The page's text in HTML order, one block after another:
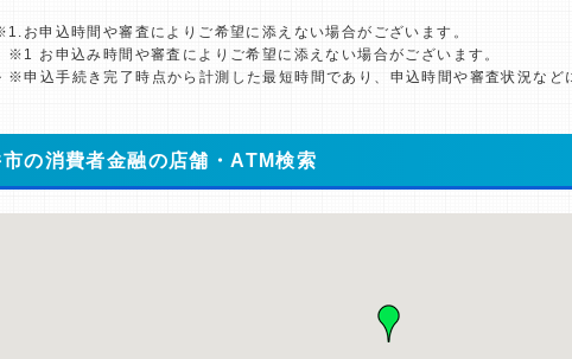
お申込時間や審査によりご希望に添えない場合がございます。
※1 お申込み時間や審査によりご希望に添えない場合がございます。
※申込手続き完了時点から計測した最短時間であり、申込時間や審査状況など
市の消費者金融の店舗・ATM検索